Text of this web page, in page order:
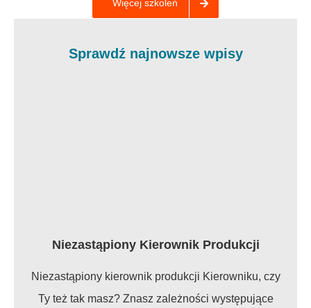
Więcej szkoleń
Sprawdź najnowsze wpisy
Niezastąpiony Kierownik Produkcji
Niezastąpiony kierownik produkcji Kierowniku, czy
Ty też tak masz? Znasz zależności występujące